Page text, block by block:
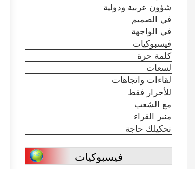
شؤون عربية ودولية
في الصميم
في الواجهة
فيسبوكيات
كلمة حرة
لسعات
لقاءات واتجاهات
للأحرار فقط
مع الشعب
منبر القراء
نحكيلك حاجة
فيسبوكيات